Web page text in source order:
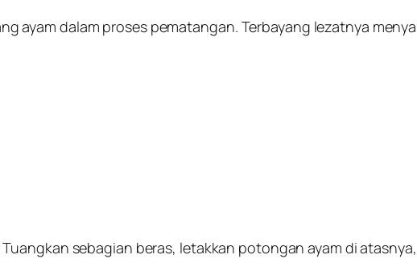
ayam dalam proses pematangan. Terbayang lezatnya
sebagian beras, letakkan potongan ayam di